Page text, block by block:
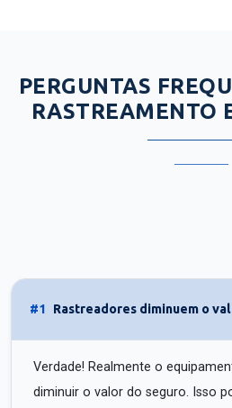
PERGUNTAS
RASTREAMENTO
#1 Rastreadores diminuem o
Verdade! Realmente o
diminuir o valor do seguro. Isso